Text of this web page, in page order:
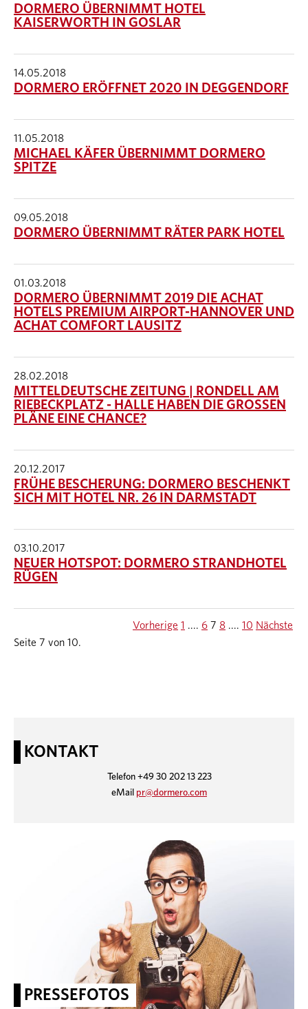
DORMERO ÜBERNIMMT HOTEL
KAISERWORTH IN GOSLAR
14.05.2018
DORMERO ERÖFFNET 2020 IN DEGGENDORF
11.05.2018
MICHAEL KÄFER ÜBERNIMMT DORMERO
SPITZE
09.05.2018
DORMERO ÜBERNIMMT RÄTER PARK HOTEL
01.03.2018
DORMERO ÜBERNIMMT 2019 DIE ACHAT
HOTELS PREMIUM AIRPORT-HANNOVER UND
ACHAT COMFORT LAUSITZ
28.02.2018
MITTELDEUTSCHE ZEITUNG | RONDELL AM
RIEBECKPLATZ - HALLE HABEN DIE GROSSEN P
LÄNE EINE CHANCE?
20.12.2017
FRÜHE BESCHERUNG: DORMERO BESCHENKT
SICH MIT HOTEL NR. 26 IN DARMSTADT
03.10.2017
NEUER HOTSPOT: DORMERO STRANDHOTEL
RÜGEN
Seite 7 von 10.
Vorherige 1 .... 6 7 8 .... 10 Nächste
KONTAKT
Telefon +49 30 202 13 223
eMail pr@dormero.com
PRESSEFOTOS